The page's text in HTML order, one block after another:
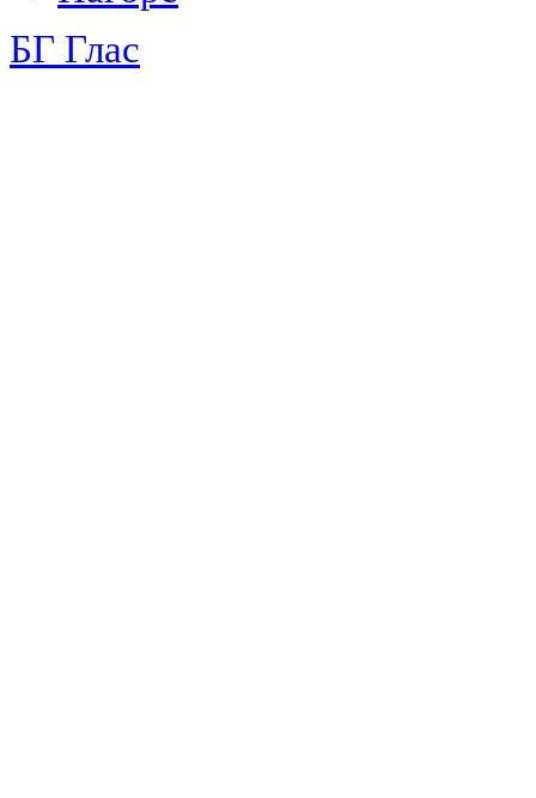
БГ Глас